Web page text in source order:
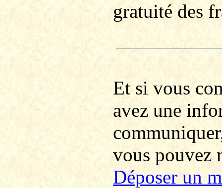
gratuité des
Et si vous
avez une
vous pouvez
Déposer un